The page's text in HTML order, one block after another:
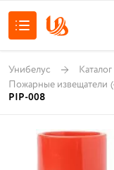
Унибелус Каталог
Пожарные извещатели
PIP-008